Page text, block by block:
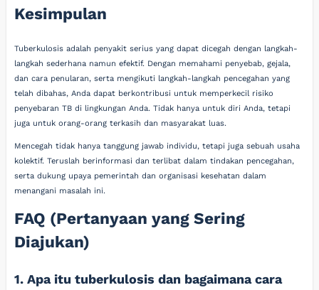
Kesimpulan
Tuberkulosis adalah penyakit serius yang dapat dicegah dengan langkah-
langkah sederhana namun efektif. Dengan memahami penyebab, gejala,
dan cara penularan, serta mengikuti langkah-langkah pencegahan yang
telah dibahas, Anda dapat berkontribusi untuk memperkecil risiko
penyebaran TB di lingkungan Anda. Tidak hanya untuk diri Anda, tetapi
juga untuk orang-orang terkasih dan masyarakat luas.
Mencegah tidak hanya tanggung jawab individu, tetapi juga sebuah usaha
kolektif. Teruslah berinformasi dan terlibat dalam tindakan pencegahan,
serta dukung upaya pemerintah dan organisasi kesehatan dalam
menangani masalah ini.
FAQ (Pertanyaan yang Sering
Diajukan)
1. Apa itu tuberkulosis dan bagaimana cara